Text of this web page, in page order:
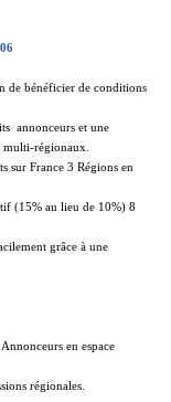
de bénéficier de conditions
 annonceurs et une
régionaux.
sur France 3 Régions en
(15% au lieu de 10%) 8
grâce à une
en espace
régionales.